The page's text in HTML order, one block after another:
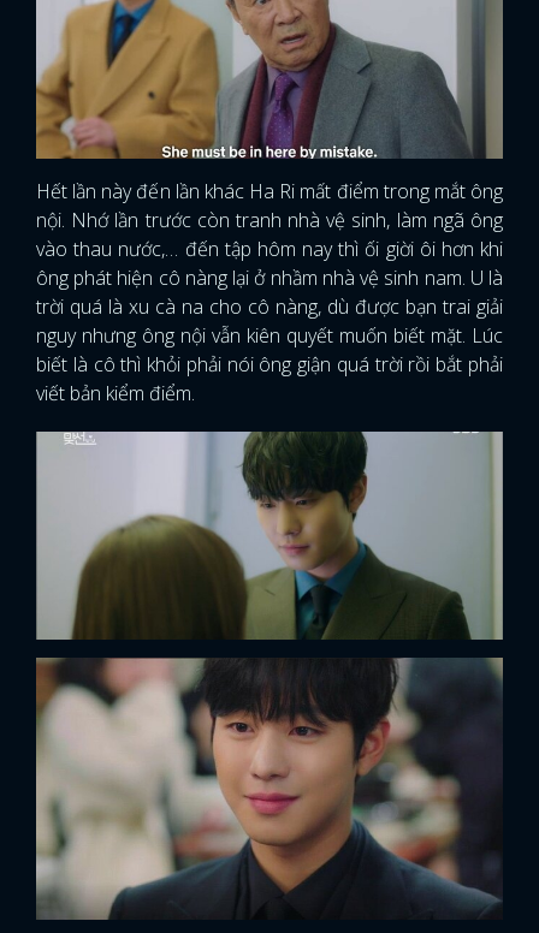
Hết lần này đến lần khác Ha Ri mất điểm trong mắt ông
nội. Nhớ lần trước còn tranh nhà vệ sinh, làm ngã ông
vào thau nước,… đến tập hôm nay thì ối giời ôi hơn khi
ông phát hiện cô nàng lại ở nhầm nhà vệ sinh nam. U là
trời quá là xu cà na cho cô nàng, dù được bạn trai giải
nguy nhưng ông nội vẫn kiên quyết muốn biết mặt. Lúc
biết là cô thì khỏi phải nói ông giận quá trời rồi bắt phải
viết bản kiểm điểm.